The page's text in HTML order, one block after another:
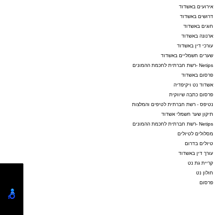
אירועים באשדוד
דרושים באשדוד
חוגים באשדוד
ארנונה באשדוד
עורכי דין באשדוד
שערים חשמליים באשדוד
Netips -רשת חברתית לחכמת ההמונים
פרסום באשדוד
אשדוד נט ויקיפדיה
פרסום כתבה שיווקית
נטיפס - רשת חברתית לטיפים והמלצות
תיקון שער חשמלי אשדוד
Netips -רשת חברתית לחכמת ההמונים
מסלולים לטיולים
טיולים בדרום
עורך דין באשדוד
קריית גת נט
חולון נט
פרסום